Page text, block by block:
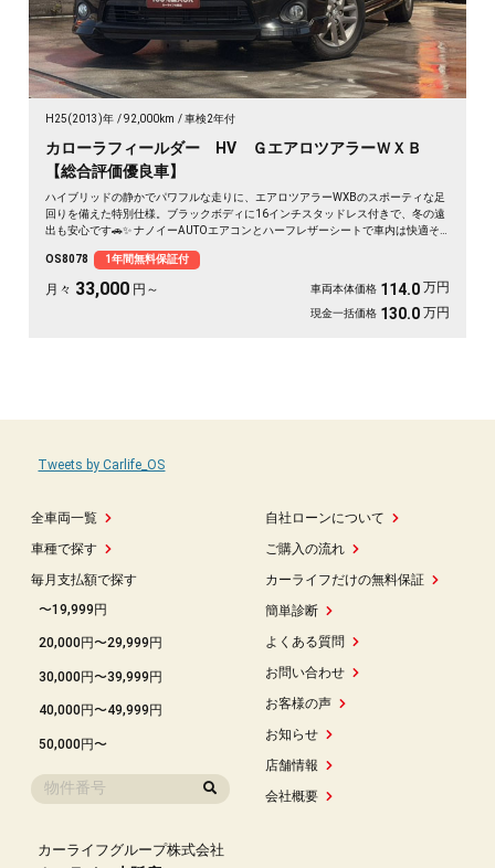
H25(2013)年 92,000km 車検2年付
カローラフィールダー HV ＧエアロツアラーＷＸＢ
【総合評価優良車】
ハイブリッドの静かでパワフルな走りに、エアロツアラーWXBのスポーティな足
回りを備えた特別仕様。ブラックボディに16インチスタッドレス付きで、冬の遠
出も安心です🚗✨ ナノイーAUTOエアコンとハーフレザーシートで車内は快適そ
週末のドライブも通勤も、燃費を気にせず走り出せる一台💫《1年保証付》👍
OS8078 1年間無料保証付
月々 33,000 円～ 車両本体価格 114.0 万円
現金一括価格 130.0 万円
全車両一覧
車種で探す
毎月支払額で探す
〜19,999円
20,000円〜29,999円
30,000円〜39,999円
40,000円〜49,999円
50,000円〜
自社ローンについて
ご購入の流れ
カーライフだけの無料保証
簡単診断
よくある質問
お問い合わせ
お客様の声
お知らせ
店舗情報
会社概要
Tweets by Carlife_OS
カーライフグループ株式会社